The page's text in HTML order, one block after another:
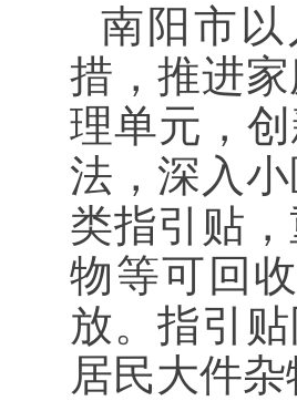
南阳市
措，推进
理单元，
法，深入
类指引贴
物等可回
放。指引
居民大件